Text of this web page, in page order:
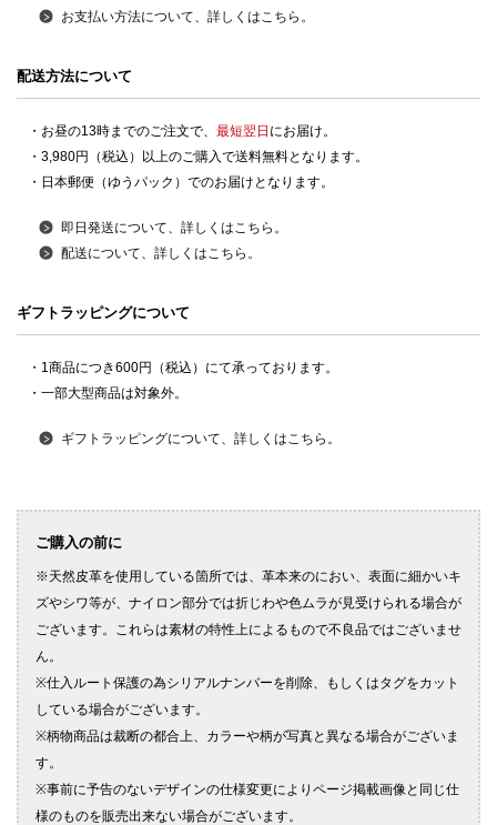
お支払い方法について、詳しくはこちら。
配送方法について
・お昼の13時までのご注文で、 最短翌日 にお届け。
・3,980円（税込）以上のご購入で送料無料となります。
・日本郵便（ゆうパック）でのお届けとなります。
即日発送について、詳しくはこちら。
配送について、詳しくはこちら。
ギフトラッピングについて
・1商品につき600円（税込）にて承っております。
・一部大型商品は対象外。
ギフトラッピングについて、詳しくはこちら。